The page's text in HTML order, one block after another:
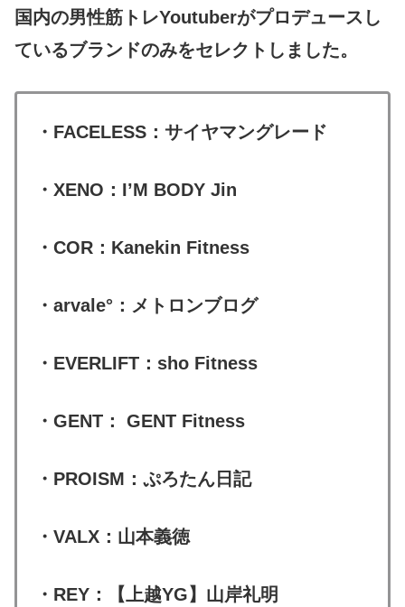
国内の男性筋トレYoutuberがプロデュースし
ているブランドのみをセレクトしました。
・FACELESS：サイヤマングレード
・XENO：I’M BODY Jin
・COR：Kanekin Fitness
・arvale°：メトロンブログ
・EVERLIFT：sho Fitness
・GENT： GENT Fitness
・PROISM：ぷろたん日記
・VALX：山本義徳
・REY：【上越YG】山岸礼明